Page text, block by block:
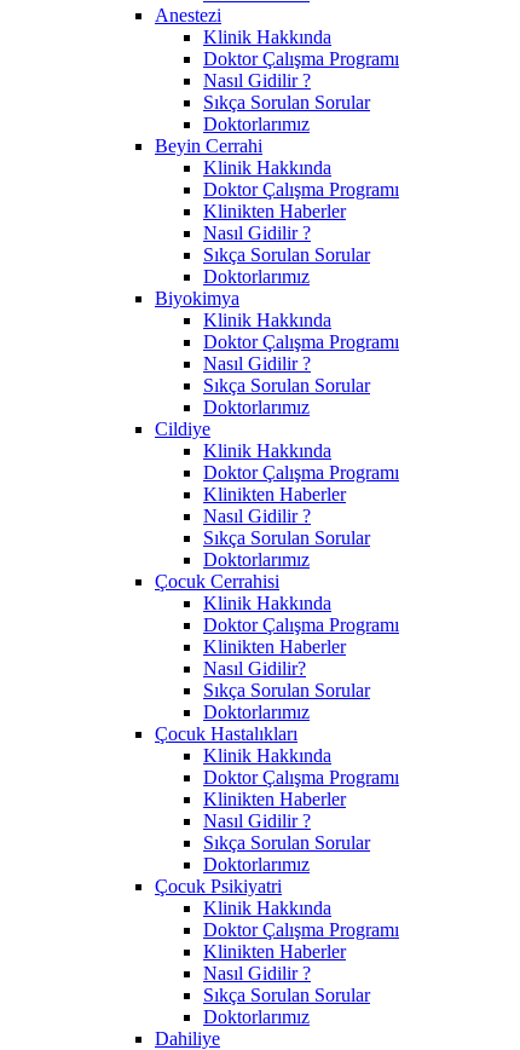
Anestezi
Klinik Hakkında
Doktor Çalışma Programı
Nasıl Gidilir ?
Sıkça Sorulan Sorular
Doktorlarımız
Beyin Cerrahi
Klinik Hakkında
Doktor Çalışma Programı
Klinikten Haberler
Nasıl Gidilir ?
Sıkça Sorulan Sorular
Doktorlarımız
Biyokimya
Klinik Hakkında
Doktor Çalışma Programı
Nasıl Gidilir ?
Sıkça Sorulan Sorular
Doktorlarımız
Cildiye
Klinik Hakkında
Doktor Çalışma Programı
Klinikten Haberler
Nasıl Gidilir ?
Sıkça Sorulan Sorular
Doktorlarımız
Çocuk Cerrahisi
Klinik Hakkında
Doktor Çalışma Programı
Klinikten Haberler
Nasıl Gidilir?
Sıkça Sorulan Sorular
Doktorlarımız
Çocuk Hastalıkları
Klinik Hakkında
Doktor Çalışma Programı
Klinikten Haberler
Nasıl Gidilir ?
Sıkça Sorulan Sorular
Doktorlarımız
Çocuk Psikiyatri
Klinik Hakkında
Doktor Çalışma Programı
Klinikten Haberler
Nasıl Gidilir ?
Sıkça Sorulan Sorular
Doktorlarımız
Dahiliye